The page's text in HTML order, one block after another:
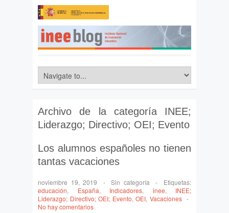
Archivo de la categoría INEE;
Liderazgo; Directivo; OEI; Evento
Los alumnos españoles no tienen
tantas vacaciones
noviembre 19, 2019 - Sin categoría -
Etiquetas:
educación, España, Indicadores, inee, INEE;
Liderazgo; Directivo; OEI; Evento, OEI, Vacaciones -
No hay comentarios